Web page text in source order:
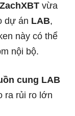
ZachXBT vừa
dự án LAB,
này có thể
nội bộ.
cung LAB
ra rủi ro lớn